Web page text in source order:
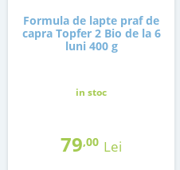
Formula de lapte praf de
capra Topfer 2 Bio de la 6
luni 400 g
in stoc
79,00 Lei